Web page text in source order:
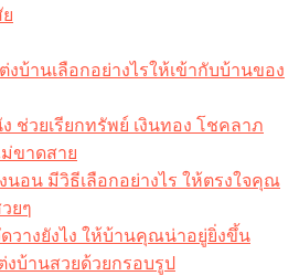
บ้านเลือกอย่างไรให้เข้ากับบ้านของ
ช่วยเรียกทรัพย์ เงินทอง โชคลาภ
ขาดสาย
นอน มีวิธีเลือกอย่างไร ให้ตรงใจคุณ
ยๆ
วางยังไง ให้บ้านคุณน่าอยู่ยิ่งขึ้น
งบ้านสวยด้วยกรอบรูป